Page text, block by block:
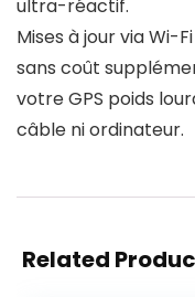
ultra-réactif.
Mises à jour via Wi-
sans coût
votre GPS poids
câble ni ordinateur.
Related